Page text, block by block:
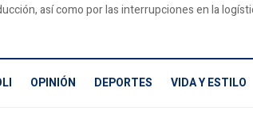
así como por las interrupciones en la
OPINIÓN DEPORTES VIDA Y ESTILO